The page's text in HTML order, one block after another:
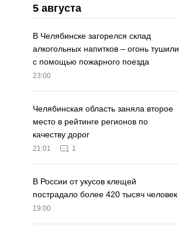
5 августа
В Челябинске загорелся склад
алкогольных напитков – огонь тушили
с помощью пожарного поезда
23:00
Челябинская область заняла второе
место в рейтинге регионов по
качеству дорог
21:01 1
В России от укусов клещей
пострадало более 420 тысяч человек
19:00